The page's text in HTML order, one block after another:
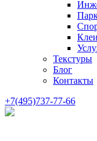
Текстуры
Блог
Контакты
+7(495)737-77-66